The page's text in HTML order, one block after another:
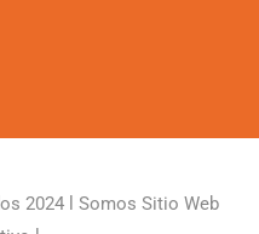
2024 l Somos Sitio Web